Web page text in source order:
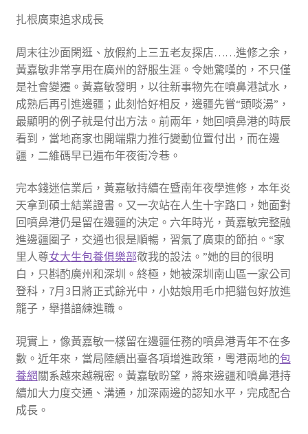
扎根廣東追求成長
周末往沙面閑逛、放假約上三五老友探店……進修之余，
黃嘉敏非常享用在廣州的舒服生涯。令她驚嘆的，不只僅
是社會變遷。黃嘉敏發明，以往新事物先在噴鼻港試水，
成熟后再引進邊疆；此刻恰好相反，邊疆先嘗“頭啖湯”，
最顯明的例子就是付出方法。前兩年，她回噴鼻港的時辰
看到，當地商家也開端鼎力推行變動位置付出，而在邊
疆，二維碼早已遍布年夜街冷巷。
完本錢迷信業后，黃嘉敏持續在暨南年夜學進修，本年炎
天拿到碩士結業證書。又一次站在人生十字路口，她面對
回噴鼻港仍是留在邊疆的決定。六年時光，黃嘉敏完整融
進邊疆圈子，交通也很是順暢，習氣了廣東的節拍。“家
里人尊女大生包養俱樂部敬我的設法。”她的目的很明
白，只斟酌廣州和深圳。終極，她被深圳南山區一家公司
登科，7月3日將正式餘光中，小姑娘用毛巾把貓包好放進
籠子，舉措諳練進職。
現實上，像黃嘉敏一樣留在邊疆任務的噴鼻港青年不在多
數。近年來，當局陸續出臺各項增進政策，粵港兩地的包
養網關系越來越親密。黃嘉敏盼望，將來邊疆和噴鼻港持
續加大力度交通、溝通，加深兩邊的認知水平，完成配合
成長。